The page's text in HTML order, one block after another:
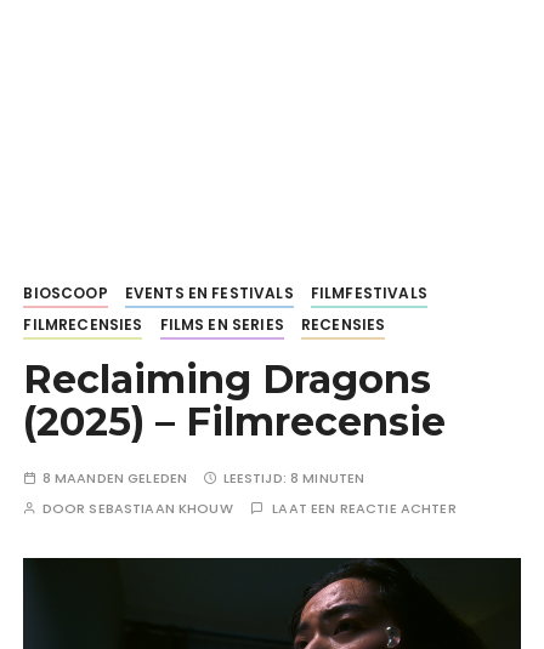
BIOSCOOP EVENTS EN FESTIVALS
FILMFESTIVALS
FILMRECENSIES
FILMS EN SERIES RECENSIES
Reclaiming Dragons
(2025) – Filmrecensie
8 MAANDEN GELEDEN LEESTIJD:8 MINUTEN
DOOR SEBASTIAAN KHOUW LAAT EEN REACTIE ACHTER